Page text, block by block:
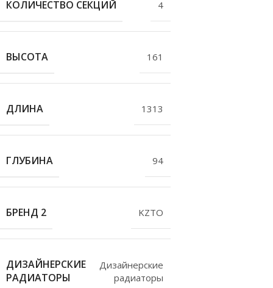
КОЛИЧЕСТВО СЕКЦИЙ 4
ВЫСОТА 161
ДЛИНА 1313
ГЛУБИНА 94
БРЕНД 2 KZTO
ДИЗАЙНЕРСКИЕ
РАДИАТОРЫ
Дизайнерские
радиаторы